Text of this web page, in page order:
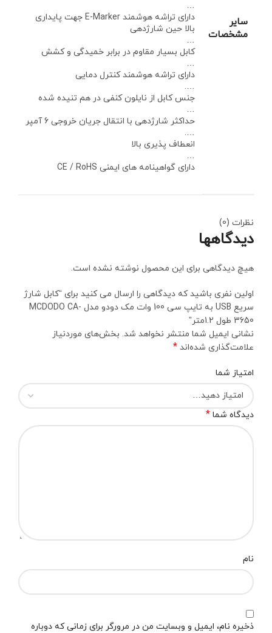
سایر
مشخصات
…
دارای تراشه هوشمند E-Marker جهت پایداری
بالا حین شارژدهی
…
کابل بسیار مقاوم در برابر خمیدگی و کشش
…
دارای تراشه هوشمند کنترل دمایی
….
جنس کابل از نایلون کنفی در هم تنیده شده
…
حداکثر شارژدهی با انتقال جریان خروجی 6 آمپر
….
انعطاف پذیری بالا
…
دارای گواهینامه های ایمنی CE / RoHS
نظرات (0)
دیدگاهها
هیچ دیدگاهی برای این محصول نوشته نشده است.
اولین نفری باشید که دیدگاهی را ارسال می کنید برای “کابل شارژ
سریع USB به تایپ سی 100 وات مک دودو مدل MCDODO CA-
3650 طول 1.2متر”
نشانی ایمیل شما منتشر نخواهد شد. بخش‌های موردنیاز
علامت‌گذاری شده‌اند *
امتیاز شما
دیدگاه شما *
نام
ذخیره نام، ایمیل و وبسایت من در مرورگر برای زمانی که دوباره